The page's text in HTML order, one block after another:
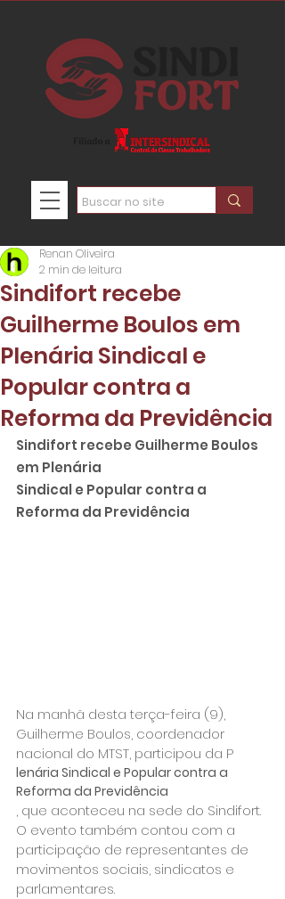
Sindifort recebe
Guilherme Boulos em
Plenária Sindical e
Popular contra a
Reforma da Previdência
Renan Oliveira
2 min de leitura
Sindifort recebe Guilherme Boulos
em Plenária
Sindical e Popular contra a
Reforma da Previdência
Na manhã desta terça-feira (9),
Guilherme Boulos, coordenador
nacional do MTST, participou da P
lenária Sindical e Popular contra a
Reforma da Previdência
, que aconteceu na sede do Sindifort.
O evento também contou com a
participação de representantes de
movimentos sociais, sindicatos e
parlamentares.